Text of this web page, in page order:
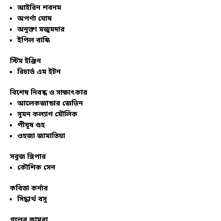
আইরিন শবনম
অপর্ণা ঘোষ
অনুক্তা মজুমদার
ইপিল বাস্কি
স্টিম ইঞ্জিন
রিচার্ড এম ইটন
বিশেষ নিবন্ধ ও সাক্ষাৎকার
আলেকজান্ডার জেভিন
সুমন কল্যাণ মৌলিক
পীযূষ গুহ
ওহজা জামাতিয়া
সবুজ স্লিপার
কৌশিক সেন
কবিতা কর্নার
সিদ্ধার্থ বসু